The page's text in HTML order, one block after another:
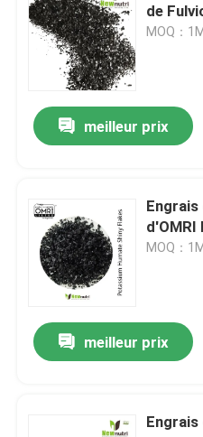
Engrais organique
Engrais de Humate de
Engrais de poudre
Acide humique de
Engrais d'acide humique
Potassium Fulvic acide
de
MOQ：
meilleur prix
Engrais
d'OMRI
MOQ：
meilleur prix